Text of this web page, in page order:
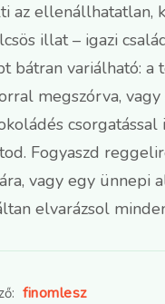
az ellenállhatatlan,
illat – igazi
bátran variálható: a
megszórva,
csorgatással
Fogyaszd
vagy egy ünnepi
elvarázsol
finomlesz